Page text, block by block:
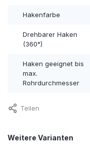
Hakenfarbe
Drehbarer Haken
(360°)
Haken geeignet bis
max.
Rohrdurchmesser
Teilen
Weitere Varianten